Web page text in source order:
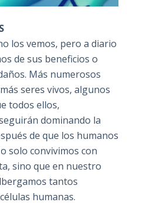
los vemos, pero a diario
de sus beneficios o
Más numerosos
seres vivos, algunos
todos ellos,
dominando la
de que los humanos
solo convivimos con
sino que en nuestro
tantos
humanas.